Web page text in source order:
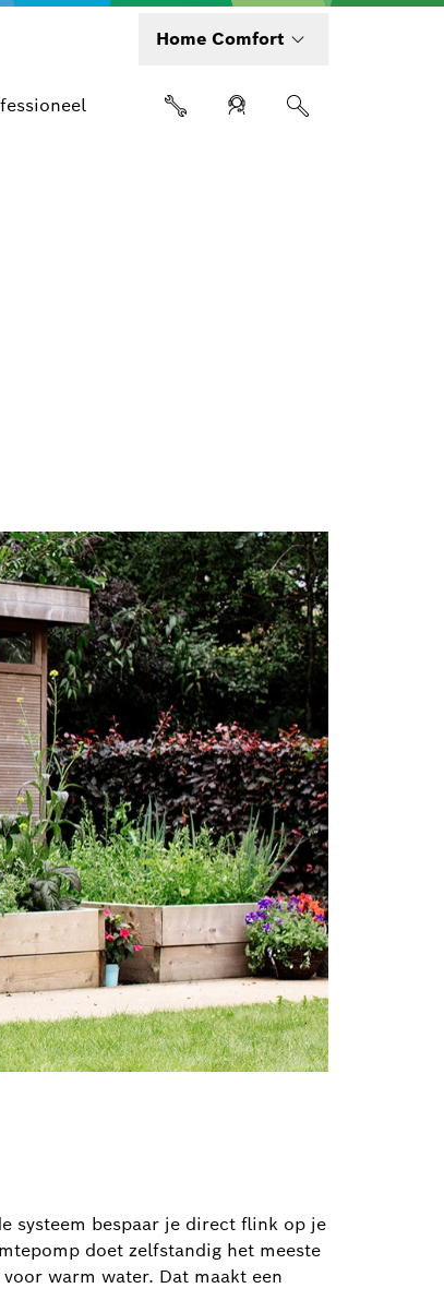
Home Comfort
systeem bespaar je direct flink op je
doet zelfstandig het meeste
warm water. Dat maakt een